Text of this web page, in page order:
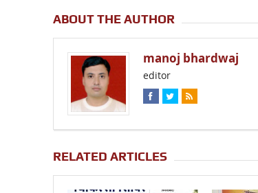
ABOUT THE AUTHOR
manoj bhardwaj
editor
RELATED ARTICLES